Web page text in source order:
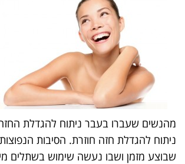
מהנשים שעברו בעבר ניתוח להגדלת החזה
ניתוח להגדלת חזה חוזרת. הסיבות
שבוצע מזמן ושבו נעשה שימוש בשתלים